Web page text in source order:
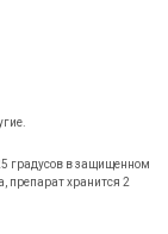
градусов в защищенном
препарат хранится 2